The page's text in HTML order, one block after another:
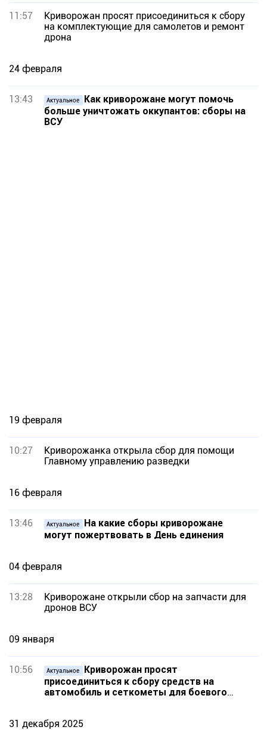
11:57
Криворожан просят присоединиться к сбору
на комплектующие для самолетов и ремонт
дрона
24 февраля
13:43 Актуальное
Как криворожане могут помочь
больше уничтожать оккупантов: сборы на
ВСУ
19 февраля
10:27
Криворожанка открыла сбор для помощи
Главному управлению разведки
16 февраля
13:46 Актуальное
На какие сборы криворожане
могут пожертвовать в День единения
04 февраля
13:28
Криворожане открыли сбор на запчасти для
дронов ВСУ
09 января
10:56 Актуальное
Криворожан просят
присоединиться к сбору средств на
автомобиль и сеткометы для боевого
31 декабря 2025